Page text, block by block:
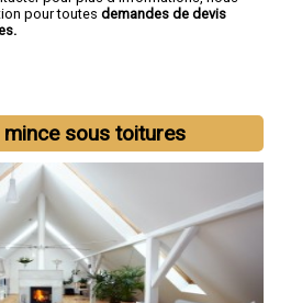
pour toutes demandes de devis
mince sous toitures